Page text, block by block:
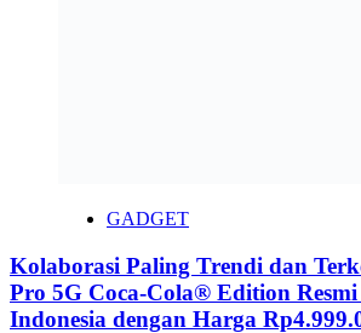
GADGET
Kolaborasi Paling Trendi dan
Pro 5G Coca-Cola® Edition
Indonesia dengan Harga